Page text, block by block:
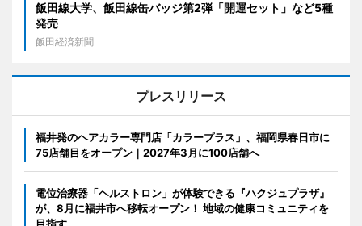
飯田線大学、飯田線缶バッジ第2弾「開運セット」など5種
発売
飯田経済新聞
プレスリリース
福井発のヘアカラー専門店「カラープラス」、福岡県春日市に
75店舗目をオープン｜2027年3月に100店舗へ
電位治療器「ヘルストロン」が体験できる『ハクジュプラザ』
が、8月に福井市へ移転オープン！ 地域の健康コミュニティを